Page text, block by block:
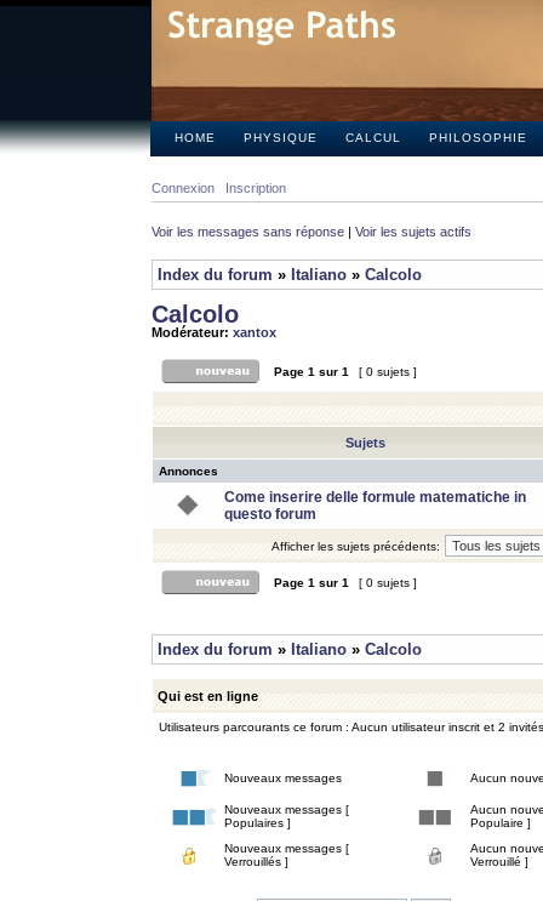
HOME PHYSIQUE CALCUL PHILOSOPHIE
Connexion Inscription
Voir les messages sans réponse | Voir les sujets actifs
Index du forum » Italiano » Calcolo
Calcolo
Modérateur: xantox
Page 1 sur 1 [ 0 sujets ]
Sujets
Annonces
Come inserire delle formule matematiche in
questo forum
Afficher les sujets précédents:
Page 1 sur 1 [ 0 sujets ]
Index du forum » Italiano » Calcolo
Qui est en ligne
Utilisateurs parcourants ce forum : Aucun utilisateur inscrit et 2 invités
Nouveaux messages Aucun
Nouveaux messages [
Populaires ]
Aucun
Populaire ]
Nouveaux messages [
Verrouillés ]
Aucun
Verrouillé ]